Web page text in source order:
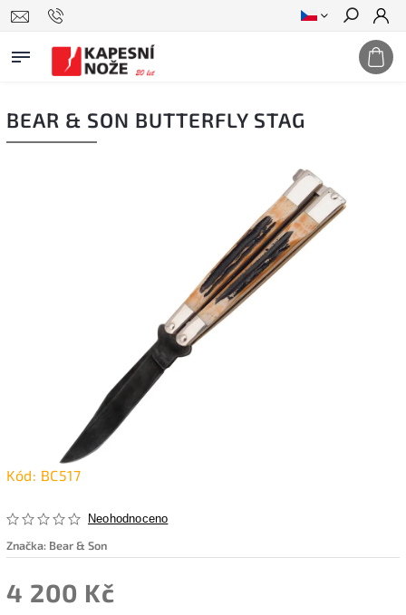
Hledat
BEAR & SON BUTTERFLY STAG
Kód: BC517
Neohodnoceno
Značka: Bear & Son
4 200 Kč